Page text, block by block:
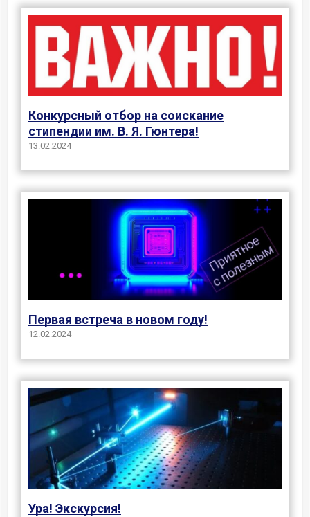
Конкурсный отбор на соискание
стипендии им. В. Я. Гюнтера!
13.02.2024
Первая встреча в новом году!
12.02.2024
Ура! Экскурсия!